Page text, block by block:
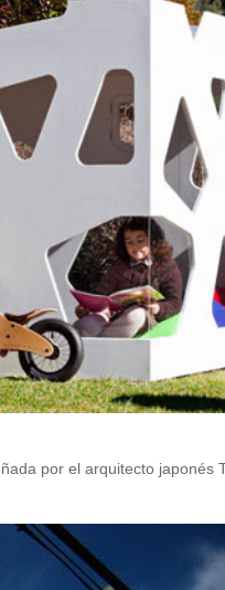
por el arquitecto japonés